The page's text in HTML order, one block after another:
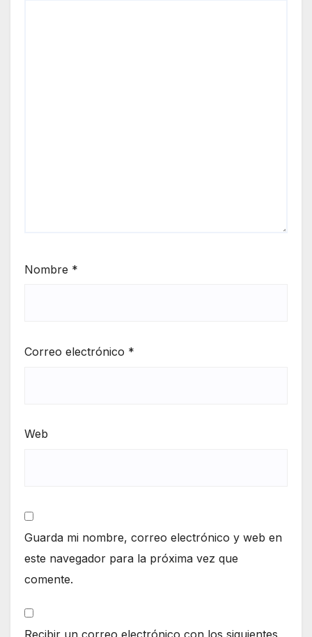
Nombre *
Correo electrónico *
Web
Guarda mi nombre, correo electrónico y web en
este navegador para la próxima vez que
comente.
Recibir un correo electrónico con los siguientes